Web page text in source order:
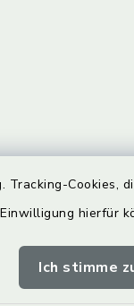
hierfür
Ich stimme